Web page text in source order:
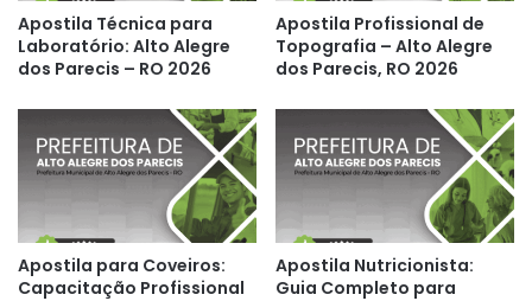
Apostila Técnica para
Laboratório: Alto Alegre
dos Parecis – RO 2026
Apostila Profissional de
Topografia – Alto Alegre
dos Parecis, RO 2026
Apostila para Coveiros:
Capacitação Profissional
Apostila Nutricionista:
Guia Completo para